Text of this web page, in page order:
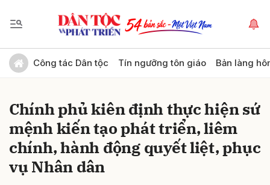
Công tác Dân tộc Tín ngưỡng tôn giáo Bản làng
Chính phủ kiên định thực hiện sứ
mệnh kiến tạo phát triển, liêm
chính, hành động quyết liệt, phục
vụ Nhân dân
Gửi bình luận